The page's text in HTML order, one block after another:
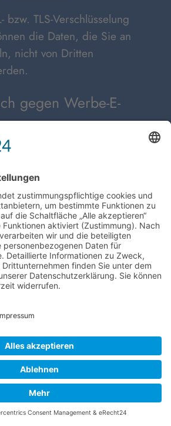
bzw. TLS-Verschlüsselung
die Daten, die Sie an
nicht von Dritten
gegen Werbe-E-
im Rahmen der
Übersendung von nicht
Werbung und
wird hiermit
Die Betreiber der Seiten
rechtliche
der unverlangten
Werbeinformationen, etwa
auf